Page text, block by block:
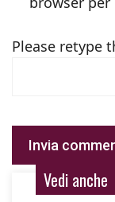
Please retype
Vedi anche